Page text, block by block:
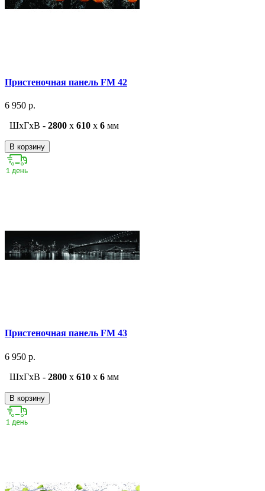
Пристеночная панель FM 42
6 950 р.
ШxГxВ - 2800 x 610 x 6 мм
В корзину
Пристеночная панель FM 43
6 950 р.
ШxГxВ - 2800 x 610 x 6 мм
В корзину